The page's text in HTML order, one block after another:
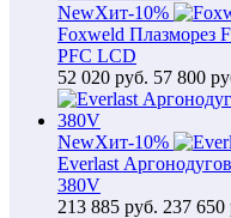
NewХит-10%
Foxweld Плазморез
PFC LCD
52 020 руб. 57 800
NewХит-10%
Everlast
380V
213 885 руб. 237 650